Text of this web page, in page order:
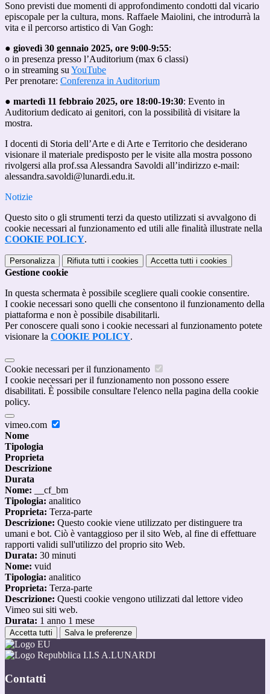
Sono previsti due momenti di approfondimento condotti dal vicario
episcopale per la cultura, mons. Raffaele Maiolini, che introdurrà la
vita e il percorso artistico di Van Gogh:
● giovedì 30 gennaio 2025, ore 9:00-9:55:
o in presenza presso l’Auditorium (max 6 classi)
o in streaming su YouTube
Per prenotare: Conferenza in Auditorium
● martedì 11 febbraio 2025, ore 18:00-19:30: Evento in
Auditorium dedicato ai genitori, con la possibilità di visitare la
mostra.
I docenti di Storia dell’Arte e di Arte e Territorio che desiderano
visionare il materiale predisposto per le visite alla mostra possono
rivolgersi alla prof.ssa Alessandra Savoldi all’indirizzo e-mail:
alessandra.savoldi@lunardi.edu.it.
Notizie
Questo sito o gli strumenti terzi da questo utilizzati si avvalgono di
cookie necessari al funzionamento ed utili alle finalità illustrate nella
COOKIE POLICY.
Personalizza Rifiuta tutti i cookies Accetta tutti i cookies
Gestione cookie
In questa schermata è possibile scegliere quali cookie consentire.
I cookie necessari sono quelli che consentono il funzionamento della
piattaforma e non è possibile disabilitarli.
Per conoscere quali sono i cookie necessari al funzionamento potete
visionare la COOKIE POLICY.
Cookie necessari per il funzionamento
I cookie necessari per il funzionamento non possono essere
disabilitati. È possibile consultare l'elenco nella pagina della cookie
policy.
vimeo.com
Nome
Tipologia
Proprieta
Descrizione
Durata
Nome: __cf_bm
Tipologia: analitico
Proprieta: Terza-parte
Descrizione: Questo cookie viene utilizzato per distinguere tra
umani e bot. Ciò è vantaggioso per il sito Web, al fine di effettuare
rapporti validi sull'utilizzo del proprio sito Web.
Durata: 30 minuti
Nome: vuid
Tipologia: analitico
Proprieta: Terza-parte
Descrizione: Questi cookie vengono utilizzati dal lettore video
Vimeo sui siti web.
Durata: 1 anno 1 mese
Accetta tutti Salva le preferenze
I.I.S A.LUNARDI
Contatti